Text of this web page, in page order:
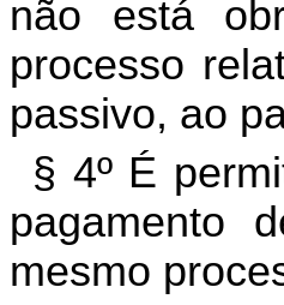
não está
processo
passivo, ao
§ 4º É
pagamento
mesmo